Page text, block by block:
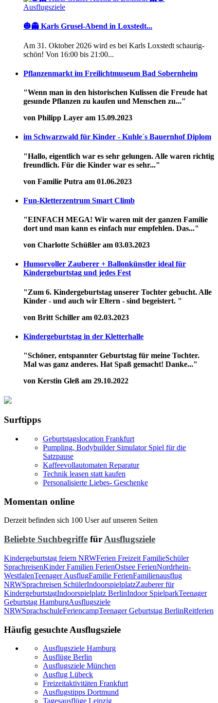
Ausflugsziele
🎃👻 Karls Grusel-Abend in Loxstedt...
Am 31. Oktober 2026 wird es bei Karls Loxstedt schaurig-
schön! Von 16:00 bis 21:00...
Pflanzenmarkt im Freilichtmuseum Bad Sobernheim
"Wenn man in den historischen Kulissen die Freude hat
gesunde Pflanzen zu kaufen und Menschen zu..."
von Philipp Layer am 15.09.2023
im Schwarzwald für Kinder - Kuhle´s Bauernhof Diplom
"Hallo, eigentlich war es sehr gelungen. Alle waren richtig
freundlich. Für die Kinder war es sehr..."
von Familie Putra am 01.06.2023
Fun-Kletterzentrum Smart Climb
"EINFACH MEGA! Wir waren mit der ganzen Familie
dort und man kann es einfach nur empfehlen. Das..."
von Charlotte Schüßler am 03.03.2023
Humorvoller Zauberer + Ballonkünstler ideal für
Kindergeburtstag und jedes Fest
"Zum 6. Kindergeburtstag unserer Tochter gebucht. Alle
Kinder - und auch wir Eltern - sind begeistert. "
von Britt Schiller am 02.03.2023
Kindergeburtstag in der Kletterhalle
"Schöner, entspannter Geburtstag für meine Tochter.
Mal was ganz anderes. Hat Spaß gemacht! Danke..."
von Kerstin Gleß am 29.10.2022
Surftipps
Geburtstagslocation Frankfurt
Pumpling, Bodybuilder Simulator Spiel für die
Satzpause
Kaffeevollautomaten Reparatur
Technik leasen statt kaufen
Personalisierte Liebes- Geschenke
Momentan online
Derzeit befinden sich 100 User auf unseren Seiten
Beliebte Suchbegriffe für Ausflugsziele
Kindergeburtstag feiern NRWFerien Freizeit FamilieSchüler
SprachreisenKinder Familien FerienOstsee FerienNordrhein-
WestfalenTeenager AusflugFamilie FerienFamilienausflug
NRWSprachreisen SchülerIndoorspielplatzZauberer für
KindergeburtstagIndoorspielplatz BerlinIndoor SpielparkTeenager
Geburtstag HamburgAusflugsziele
NRWSprachschuleFeriencampTeenager Geburtstag BerlinReitferien
Häufig gesuchte Ausflugsziele
Ausflugsziele Hamburg
Ausflüge Berlin
Ausflugsziele München
Ausflug Lübeck
Freizeitaktivitäten Frankfurt
Ausflugstipps Dortmund
Tagesausflüge Leipzig